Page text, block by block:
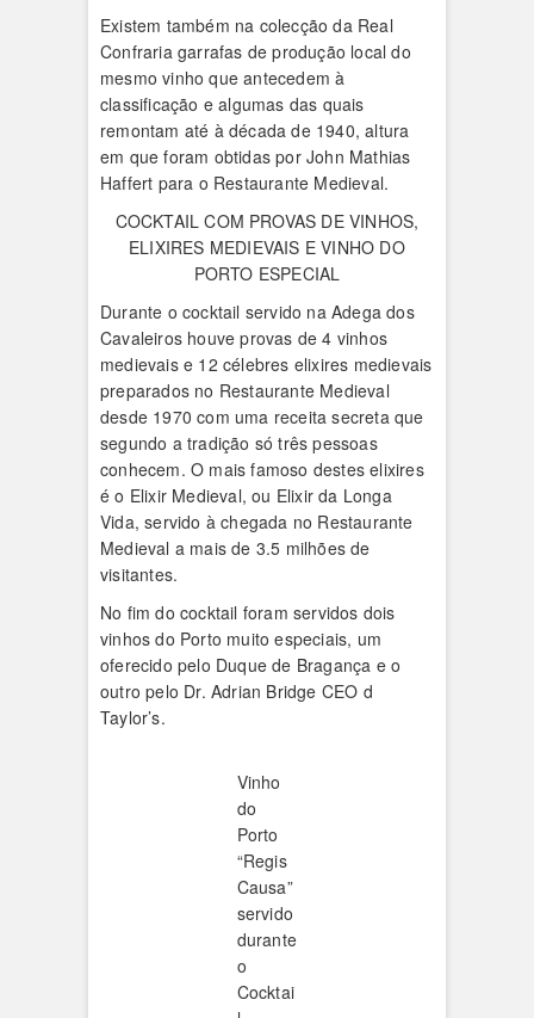
Existem também na colecção da Real
Confraria garrafas de produção local do
mesmo vinho que antecedem à
classificação e algumas das quais
remontam até à década de 1940, altura
em que foram obtidas por John Mathias
Haffert para o Restaurante Medieval.
COCKTAIL COM PROVAS DE VINHOS,
ELIXIRES MEDIEVAIS E VINHO DO
PORTO ESPECIAL
Durante o cocktail servido na Adega dos
Cavaleiros houve provas de 4 vinhos
medievais e 12 célebres elixires medievais
preparados no Restaurante Medieval
desde 1970 com uma receita secreta que
segundo a tradição só três pessoas
conhecem. O mais famoso destes elixires
é o Elixir Medieval, ou Elixir da Longa
Vida, servido à chegada no Restaurante
Medieval a mais de 3.5 milhões de
visitantes.
No fim do cocktail foram servidos dois
vinhos do Porto muito especiais, um
oferecido pelo Duque de Bragança e o
outro pelo Dr. Adrian Bridge CEO d
Taylor’s.
Vinho
do
Porto
“Regis
Causa”
servido
durante
o
Cocktai